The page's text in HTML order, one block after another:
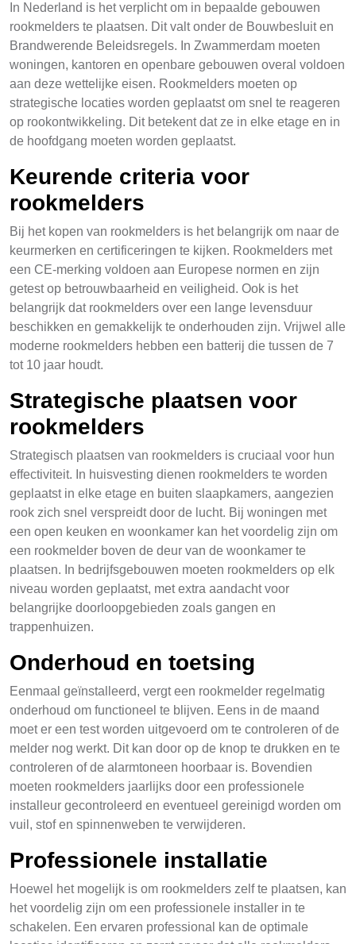
In Nederland is het verplicht om in bepaalde gebouwen
rookmelders te plaatsen. Dit valt onder de Bouwbesluit en
Brandwerende Beleidsregels. In Zwammerdam moeten
woningen, kantoren en openbare gebouwen overal voldoen
aan deze wettelijke eisen. Rookmelders moeten op
strategische locaties worden geplaatst om snel te reageren
op rookontwikkeling. Dit betekent dat ze in elke etage en in
de hoofdgang moeten worden geplaatst.
Keurende criteria voor
rookmelders
Bij het kopen van rookmelders is het belangrijk om naar de
keurmerken en certificeringen te kijken. Rookmelders met
een CE-merking voldoen aan Europese normen en zijn
getest op betrouwbaarheid en veiligheid. Ook is het
belangrijk dat rookmelders over een lange levensduur
beschikken en gemakkelijk te onderhouden zijn. Vrijwel alle
moderne rookmelders hebben een batterij die tussen de 7
tot 10 jaar houdt.
Strategische plaatsen voor
rookmelders
Strategisch plaatsen van rookmelders is cruciaal voor hun
effectiviteit. In huisvesting dienen rookmelders te worden
geplaatst in elke etage en buiten slaapkamers, aangezien
rook zich snel verspreidt door de lucht. Bij woningen met
een open keuken en woonkamer kan het voordelig zijn om
een rookmelder boven de deur van de woonkamer te
plaatsen. In bedrijfsgebouwen moeten rookmelders op elk
niveau worden geplaatst, met extra aandacht voor
belangrijke doorloopgebieden zoals gangen en
trappenhuizen.
Onderhoud en toetsing
Eenmaal geïnstalleerd, vergt een rookmelder regelmatig
onderhoud om functioneel te blijven. Eens in de maand
moet er een test worden uitgevoerd om te controleren of de
melder nog werkt. Dit kan door op de knop te drukken en te
controleren of de alarmtoneen hoorbaar is. Bovendien
moeten rookmelders jaarlijks door een professionele
installeur gecontroleerd en eventueel gereinigd worden om
vuil, stof en spinnenweben te verwijderen.
Professionele installatie
Hoewel het mogelijk is om rookmelders zelf te plaatsen, kan
het voordelig zijn om een professionele installer in te
schakelen. Een ervaren professional kan de optimale